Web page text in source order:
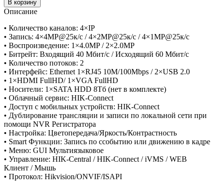
В корзину
Описание
• Количество каналов: 4×IP
• Запись: 4×4MP@25к/с / 4×2MP@25к/с / 4×1MP@25к/с
• Воспроизведение: 1×4.0MP / 2×2.0MP
• Битрейт: Входящий 40 Мбит/с / Исходящий 60 Мбит/с
• Количество потоков: 2
• Интерфейс: Ethernet 1×RJ45 10M/100Mbps / 2×USB 2.0
• 1×HDMI FullHD/ 1×VGA FullHD
• Носители: 1×SATA HDD 8Тб (нет в комплекте)
• Облачный сервис: HIK-Connect
• Доступ с мобильных устройств: HIK-Connect
• Дублирование трансляции и записи по локальной сети при
помощи NVR Регистратора
• Настройка: Цветопередача/Яркость/Контрастность
• Smart Функции: Запись по cсобытию или движению в кадре
• Меню: GUI Мультиязыковое
• Управление: HIK-Central / HIK-Connect / iVMS / WEB
Клиент / Мышь
• Протокол: Hikvision/ONVIF/ISAPI